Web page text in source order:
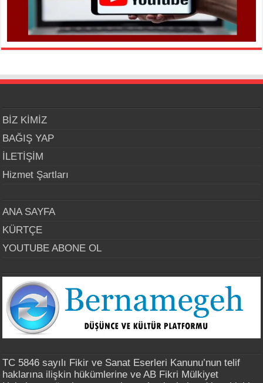
BİZ KİMİZ
BAĞIŞ YAP
İLETİŞİM
Hizmet Şartları
ANA SAYFA
KÜRTÇE
YOUTUBE ABONE OL
TC 5846 sayılı Fikir ve Sanat Eserleri Kanunu’nun telif
haklarına ilişkin hükümlerine ve AB Fikri Mülkiyet